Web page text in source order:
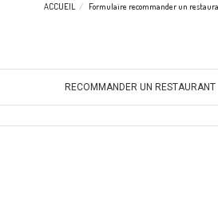
ACCUEIL Formulaire recommander un
RECOMMANDER UN RESTAURANT